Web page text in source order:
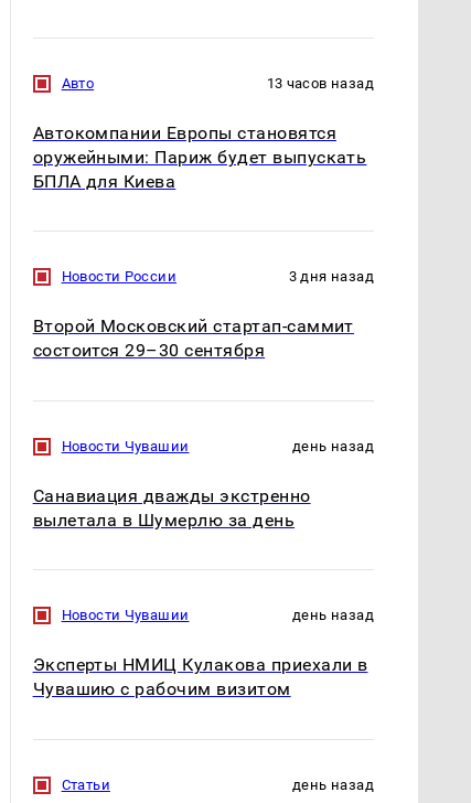
В ОАЭ произошло
криптомиллионера
Кавказе: читать здесь
Авто 13 часов назад
Автокомпании Европы становятся
оружейными: Париж будет выпускать
БПЛА для Киева
Новости России 3 дня назад
Второй Московский стартап-саммит
состоится 29–30 сентября
Новости Чувашии день назад
Санавиация дважды экстренно
вылетала в Шумерлю за день
Новости Чувашии день назад
Эксперты НМИЦ Кулакова приехали в
Чувашию с рабочим визитом
Статьи день назад